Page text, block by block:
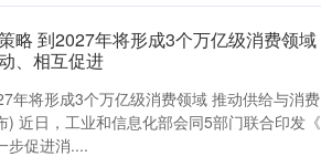
略 到2027年将形成3个万亿级消费领
、相互促进
年将形成3个万亿级消费领域 推动供给与消
) 近日，工业和信息化部会同5部门联合印发
步促进消....